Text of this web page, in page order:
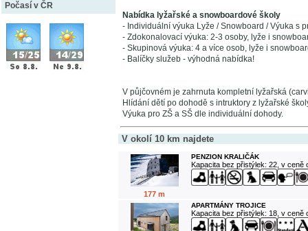
Počasí v ČR
Nabídka lyžařské a snowboardové školy
- Individuální výuka Lyže / Snowboard / Výuka s
- Zdokonalovací výuka: 2-3 osoby, lyže i
- Skupinová výuka: 4 a více osob, lyže i
- Balíčky služeb - výhodná nabídka!
V půjčovném je zahrnuta kompletní lyžařská
Hlídání dětí po dohodě s intruktory z lyžařské
Výuka pro ZŠ a SŠ dle individuální dohody.
V okolí 10 km najdete
177 m
PENZION KRALIČÁK
Kapacita bez přistýlek: 22, v ceně
APARTMÁNY TROJICE
Kapacita bez přistýlek: 18, v ceně